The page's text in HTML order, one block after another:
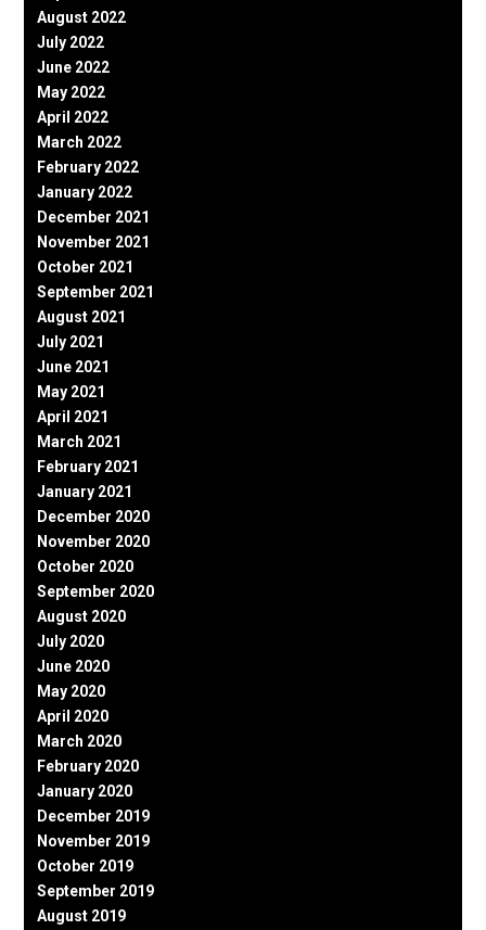
August 2022
July 2022
June 2022
May 2022
April 2022
March 2022
February 2022
January 2022
December 2021
November 2021
October 2021
September 2021
August 2021
July 2021
June 2021
May 2021
April 2021
March 2021
February 2021
January 2021
December 2020
November 2020
October 2020
September 2020
August 2020
July 2020
June 2020
May 2020
April 2020
March 2020
February 2020
January 2020
December 2019
November 2019
October 2019
September 2019
August 2019